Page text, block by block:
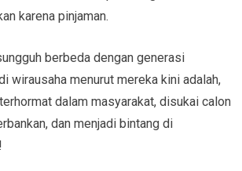
karena pinjaman.
berbeda dengan generasi
wirausaha menurut mereka kini adalah,
dalam masyarakat, disukai calon
dan menjadi bintang di